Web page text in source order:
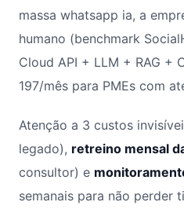
massa whatsapp ia, a
humano (benchmark
Cloud API + LLM + RAG +
197/mês para PMEs com
Atenção a 3 custos
legado), retreino mensal
consultor) e
semanais para não perder